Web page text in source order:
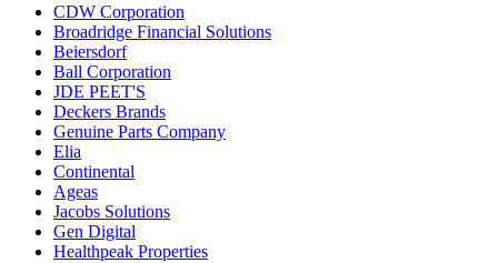
CDW Corporation
Broadridge Financial Solutions
Beiersdorf
Ball Corporation
JDE PEET'S
Deckers Brands
Genuine Parts Company
Elia
Continental
Ageas
Jacobs Solutions
Gen Digital
Healthpeak Properties